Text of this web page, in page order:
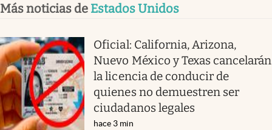
Más noticias de Estados Unidos
Oficial: California, Arizona,
Nuevo México y Texas cancelarán
la licencia de conducir de
quienes no demuestren ser
ciudadanos legales
hace 3 min